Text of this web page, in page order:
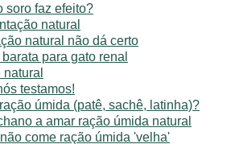
soro faz efeito?
natural
natural não dá certo
para gato renal
testamos!
úmida (patê, sachê, latinha)?
a amar ração úmida natural
come ração úmida 'velha'